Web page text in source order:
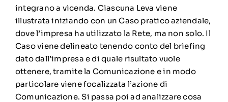
integrano a vicenda. Ciascuna Leva viene
illustrata iniziando con un Caso pratico aziendale,
dove l’impresa ha utilizzato la Rete, ma non solo. Il
Caso viene delineato tenendo conto del briefing
dato dall’impresa e di quale risultato vuole
ottenere, tramite la Comunicazione e in modo
particolare viene focalizzata l’azione di
Comunicazione. Si passa poi ad analizzare cosa